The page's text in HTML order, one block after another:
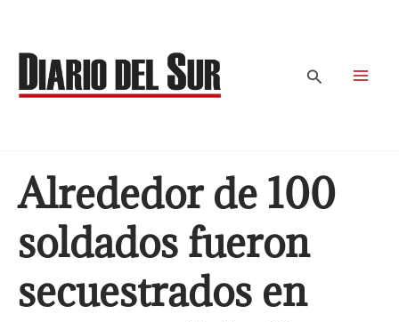
contenido
Buscar
Alrededor de 100
soldados fueron
secuestrados en